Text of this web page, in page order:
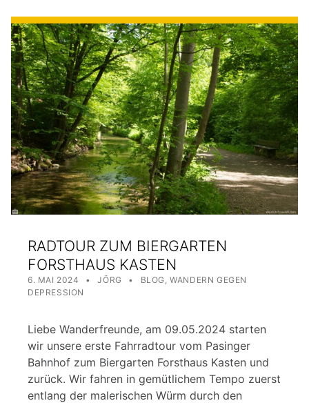
RADTOUR ZUM BIERGARTEN
FORSTHAUS KASTEN
POSTED ON:
6. MAI 2024
WRITTEN BY:
JÖRG CATEGORIZED IN:
BLOG ,WANDERN GEGEN
DEPRESSION
Liebe Wanderfreunde, am 09.05.2024 starten
wir unsere erste Fahrradtour vom Pasinger
Bahnhof zum Biergarten Forsthaus Kasten und
zurück. Wir fahren in gemütlichem Tempo zuerst
entlang der malerischen Würm durch den